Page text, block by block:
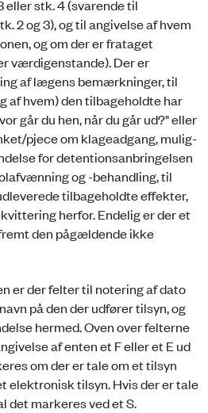
eller stk. 4 (svarende til
2 og 3), og til angivelse af hvem
og om der er fra­taget
værdigenstande). Der er
af lægens be­mærkninger, til
af hvem) den tilbageholdte har
går du hen, når du går ud?" eller
pjece om klageadgang, mulig­
for detentionsanbringelsen
og -behandling, til
tilbageholdte effekter,
herfor. Endelig er der et
den pågældende ikke
er der felter til notering af dato
på den der udfører tilsyn, og
hermed. Oven over felterne
af enten et F eller et E ud
om der er tale om et tilsyn
elektronisk tilsyn. Hvis der er tale
det markeres ved et S.